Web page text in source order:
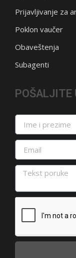
Prijavljivanje za
Poklon vaučer
Obaveštenja
Subagenti
POŠALJITE